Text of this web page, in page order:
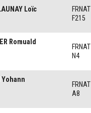
Loïc
FRNAT
F215
Romuald
FRNAT
N4
Yohann
FRNAT
A8